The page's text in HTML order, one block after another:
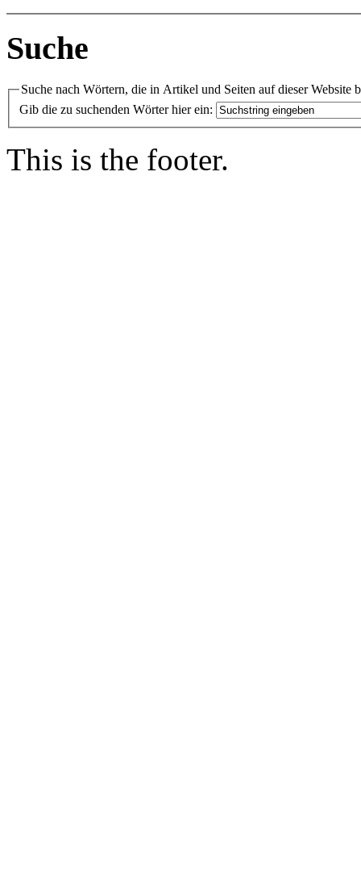
Suche
Suche nach Wörtern, die in Artikel und Seiten auf dieser Website
Gib die zu suchenden Wörter hier ein:
This is the footer.